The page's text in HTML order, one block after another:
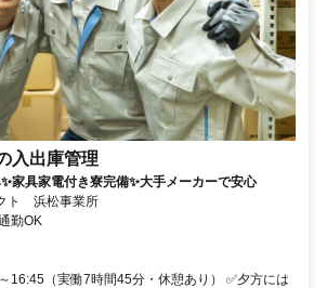
入出庫管理
家具家電付き寮完備✨大手メーカーで安心
ト 浜松事業所
勤OK
16:45（実働7時間45分・休憩あり） ✅夕方には